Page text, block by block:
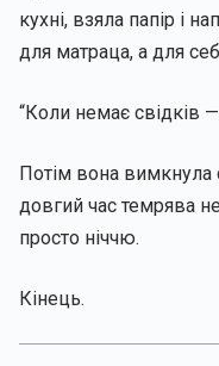
кухні, взяла папір і
для матраца, а для
“Коли немає свідків
Потім вона вимкнула
довгий час темрява
просто ніччю.
Кінець.